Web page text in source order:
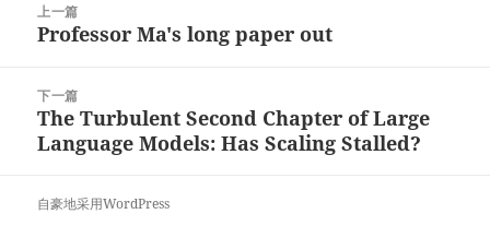
上一篇
上
文
章：
Professor Ma's long paper out
下一篇
下
篇
章：
The Turbulent Second Chapter of Large
Language Models: Has Scaling Stalled?
自豪地采用WordPress